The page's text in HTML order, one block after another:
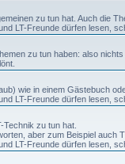
zu tun hat. Auch die
LT-Freunde dürfen lesen,
zu tun haben: also
wie in einem Gästebuch
LT-Freunde dürfen lesen,
Technik zu tun hat.
aber zum Beispiel auch
LT-Freunde dürfen lesen,